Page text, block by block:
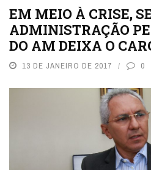
EM MEIO À CRISE,
ADMINISTRAÇÃO
DO AM DEIXA O
13 DE JANEIRO DE 2017 0